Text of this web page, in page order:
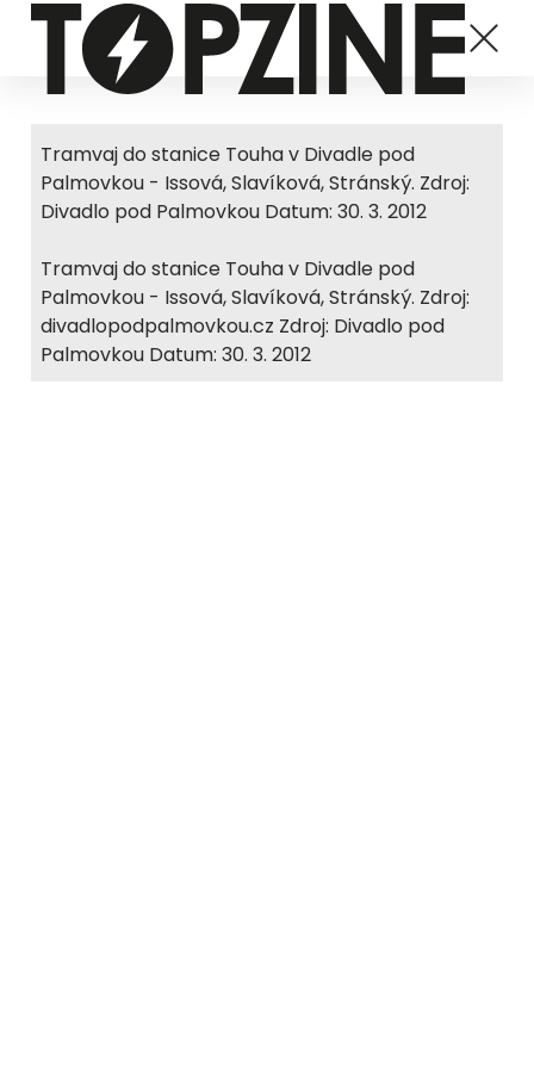
Tramvaj do stanice Touha v Divadle pod
Palmovkou - Issová, Slavíková, Stránský. Zdroj:
Divadlo pod Palmovkou Datum: 30. 3. 2012
Tramvaj do stanice Touha v Divadle pod
Palmovkou - Issová, Slavíková, Stránský. Zdroj:
divadlopodpalmovkou.cz Zdroj: Divadlo pod
Palmovkou Datum: 30. 3. 2012